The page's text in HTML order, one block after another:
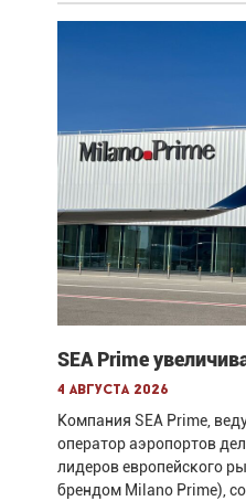
SEA Prime
4 августа 2026
Компания SEA Prime,
оператор аэропортов
лидеров европейского
брендом Milano Prime),